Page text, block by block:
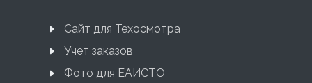
Сайт для Техосмотра
Учет заказов
Фото для ЕАИСТО